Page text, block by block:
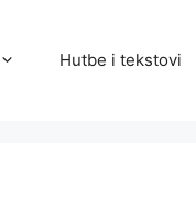
Hutbe i tekstovi